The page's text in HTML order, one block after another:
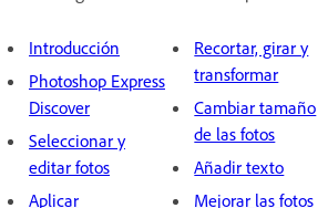
Introducción
Photoshop Express
Discover
Seleccionar y
editar fotos
Aplicar
Recortar, girar y
transformar
Cambiar tamaño
de las fotos
Añadir texto
Mejorar las fotos